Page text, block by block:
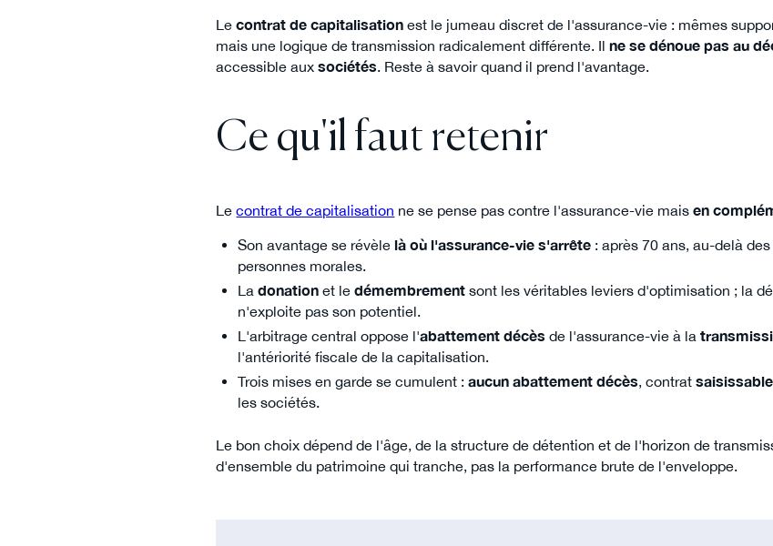
Lecontrat de capitalisation est le jumeau discret de l'assurance-vie : mêmes
mais une logique de transmission radicalement différente. Ilne se dénoue pas au
accessible auxsociétés . Reste à savoir quand il prend l'avantage.
Ce qu'il faut retenir
Lecontrat de capitalisation ne se pense pas contre l'assurance-vie maisen
Son avantage se révèle là où l'assurance-vie s'arrête : après 70 ans, au-delà
personnes morales.
Ladonation et ledémembrement sont les véritables leviers d'optimisation ; la
n'exploite pas son potentiel.
L'arbitrage central oppose l'abattement décès de l'assurance-vie à la
l'antériorité fiscale de la capitalisation.
Trois mises en garde se cumulent :aucun abattement décès, contratsaisissable
les sociétés.
Le bon choix dépend de l'âge, de la structure de détention et de l'horizon de
d'ensemble du patrimoine qui tranche, pas la performance brute de l'enveloppe.